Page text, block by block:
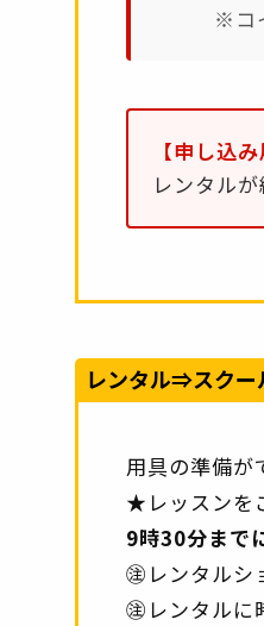
※コ
【申し込
レンタル
レンタル⇒スクー
用具の準備が
★レッスンを
9時30分まで
㊟レンタルシ
㊟レンタルに